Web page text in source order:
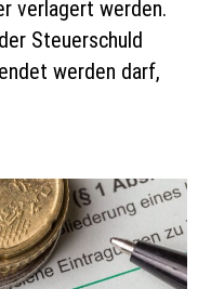
verlagert werden.
Steuerschuld
werden darf,